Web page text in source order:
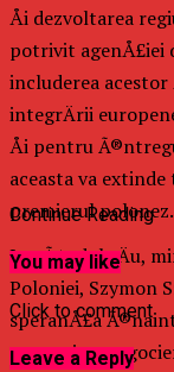
Åi dezvoltarea
potrivit agenÅ£iei
includerea
integrÄrii
Åi pentru
aceasta va
premierul polonez.
La rÃ¢ndul sÄu,
Poloniei, Szymon
speranÅ£a
conveni ca
Continue Reading
You may like
Click to comment
Leave a Reply